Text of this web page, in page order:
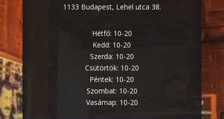
1133 Budapest, Lehel utca 38.
Hétfő: 10-20
Kedd: 10-20
Szerda: 10-20
Csütörtök: 10-20
Péntek: 10-20
Szombat: 10-20
Vasárnap: 10-20